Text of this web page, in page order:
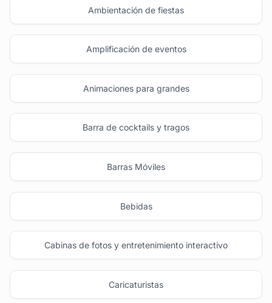
Ambientación de fiestas
Amplificación de eventos
Animaciones para grandes
Barra de cocktails y tragos
Barras Móviles
Bebidas
Cabinas de fotos y entretenimiento interactivo
Caricaturistas